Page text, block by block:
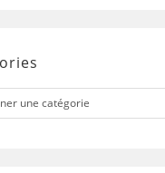
une catégorie